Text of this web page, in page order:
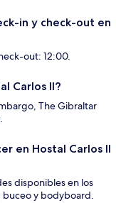
in y check-out en
out: 12:00.
Carlos II?
The Gibraltar
en Hostal Carlos II
disponibles en los
buceo y bodyboard.